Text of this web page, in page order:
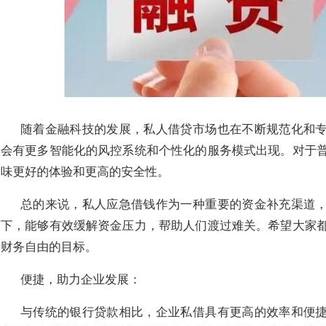
随着金融科技的发展，私人借贷市场也在不断规范化和
会有更多智能化的风控系统和个性化的服务模式出现。对于
味更好的体验和更高的安全性。
总的来说，私人应急借钱作为一种重要的资金补充渠道
下，能够有效缓解资金压力，帮助人们渡过难关。希望大家
财务自由的目标。
便捷，助力企业发展：
与传统的银行贷款相比，企业私借具有更高的效率和便